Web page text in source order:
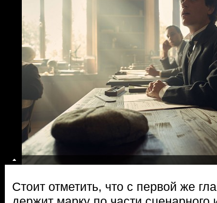
Стоит отметить, что с первой же